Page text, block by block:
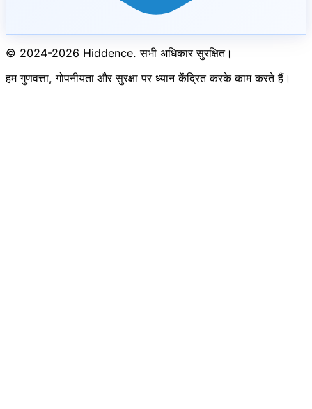
© 2024-2026 Hiddence.सभी अधिकार सुरक्षित।
हम गुणवत्ता, गोपनीयता और सुरक्षा पर ध्यान केंद्रित करके काम करते हैं।